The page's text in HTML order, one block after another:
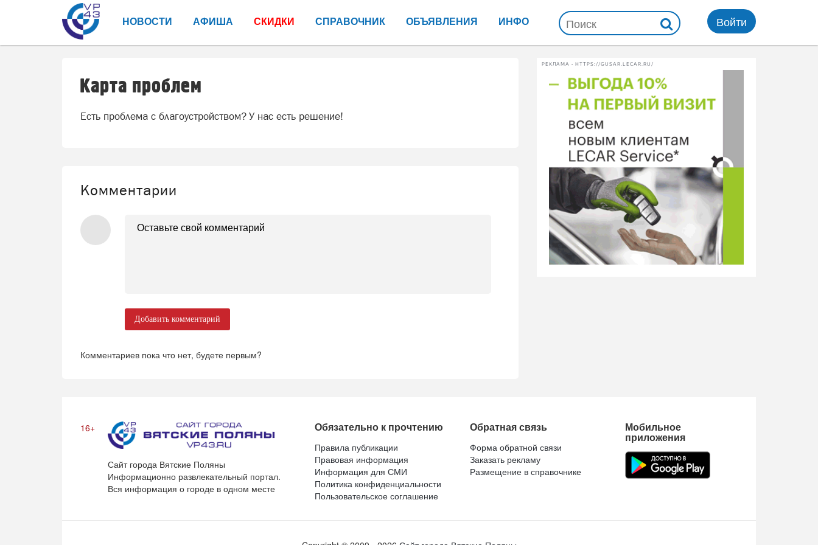
НОВОСТИ АФИША СКИДКИ СПРАВОЧНИК ОБЪЯВЛЕНИЯ ИНФО Войти
Карта проблем
Есть проблема с благоустройством? У нас есть решение!
Комментарии
Добавить комментарий
Комментариев пока что нет, будете первым?
РЕКЛАМА • HTTPS://GUSAR.LECAR.RU/
16+
Сайт города Вятские Поляны
Информационно развлекательный портал.
Вся информация о городе в одном месте
Обязательно к прочтению
Правила публикации
Правовая информация
Информация для СМИ
Политика конфиденциальности
Пользовательское соглашение
Обратная связь
Форма обратной связи
Заказать рекламу
Размещение в справочнике
Мобильное
приложения